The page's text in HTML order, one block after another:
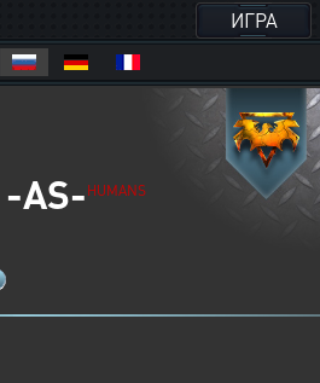
ИГРА
-AS- HUMANS